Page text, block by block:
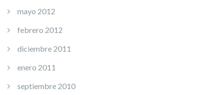
mayo 2012
febrero 2012
diciembre 2011
enero 2011
septiembre 2010